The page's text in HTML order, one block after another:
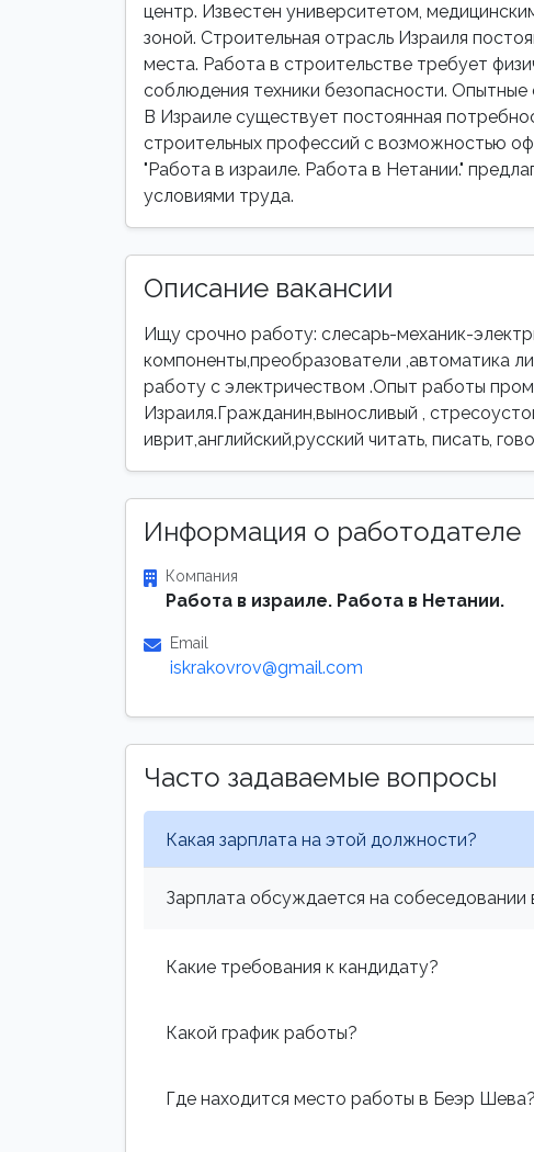
центр. Известен университетом,
зоной. Строительная отрасль Израиля
места. Работа в строительстве требует
соблюдения техники безопасности.
В Израиле существует постоянная
строительных профессий с возможностью
"Работа в израиле. Работа в Нетании."
условиями труда.
Описание вакансии
Ищу срочно работу: слесарь-механик-
компоненты,преобразователи ,автоматика
работу с электричеством .Опыт работы
Израиля.Гражданин,выносливый ,
иврит,английский,русский читать, писать,
Информация о работодателе
Компания
Работа в израиле. Работа в Нетании.
Email
iskrakovrov@gmail.com
Часто задаваемые вопросы
Какая зарплата на этой должности?
Зарплата обсуждается на собеседовании
Какие требования к кандидату?
Какой график работы?
Где находится место работы в Беэр Шева?